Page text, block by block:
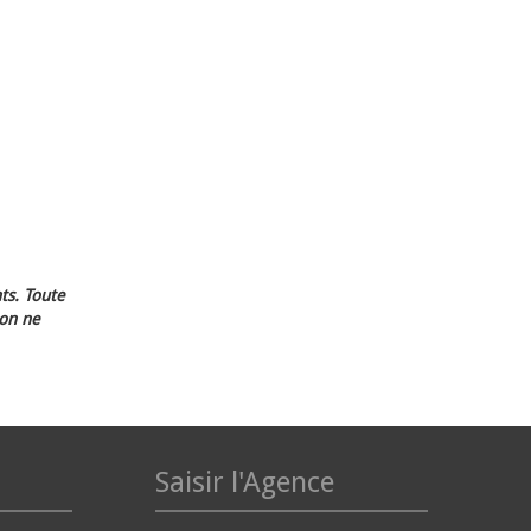
Toute
ne
Saisir l'Agence